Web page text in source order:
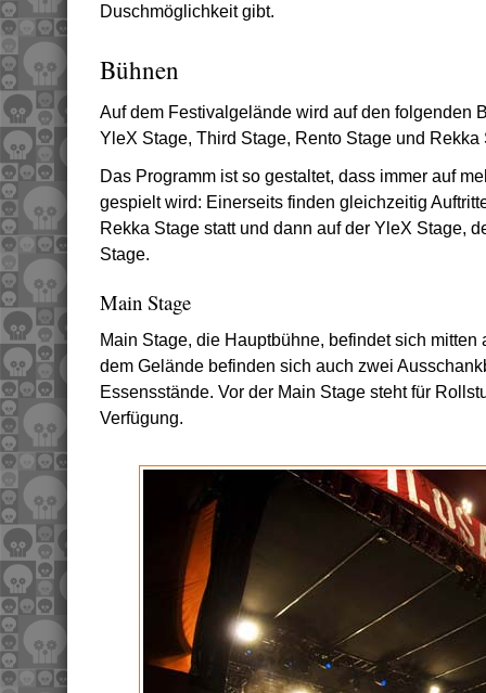
Duschmöglichkeit gibt.
Bühnen
Auf dem Festivalgelände wird auf den folgenden
YleX Stage, Third Stage, Rento Stage und Rekka
Das Programm ist so gestaltet, dass immer auf
gespielt wird: Einerseits finden gleichzeitig
Rekka Stage statt und dann auf der YleX Stage,
Stage.
Main Stage
Main Stage, die Hauptbühne, befindet sich
dem Gelände befinden sich auch zwei
Essensstände. Vor der Main Stage steht für
Verfügung.